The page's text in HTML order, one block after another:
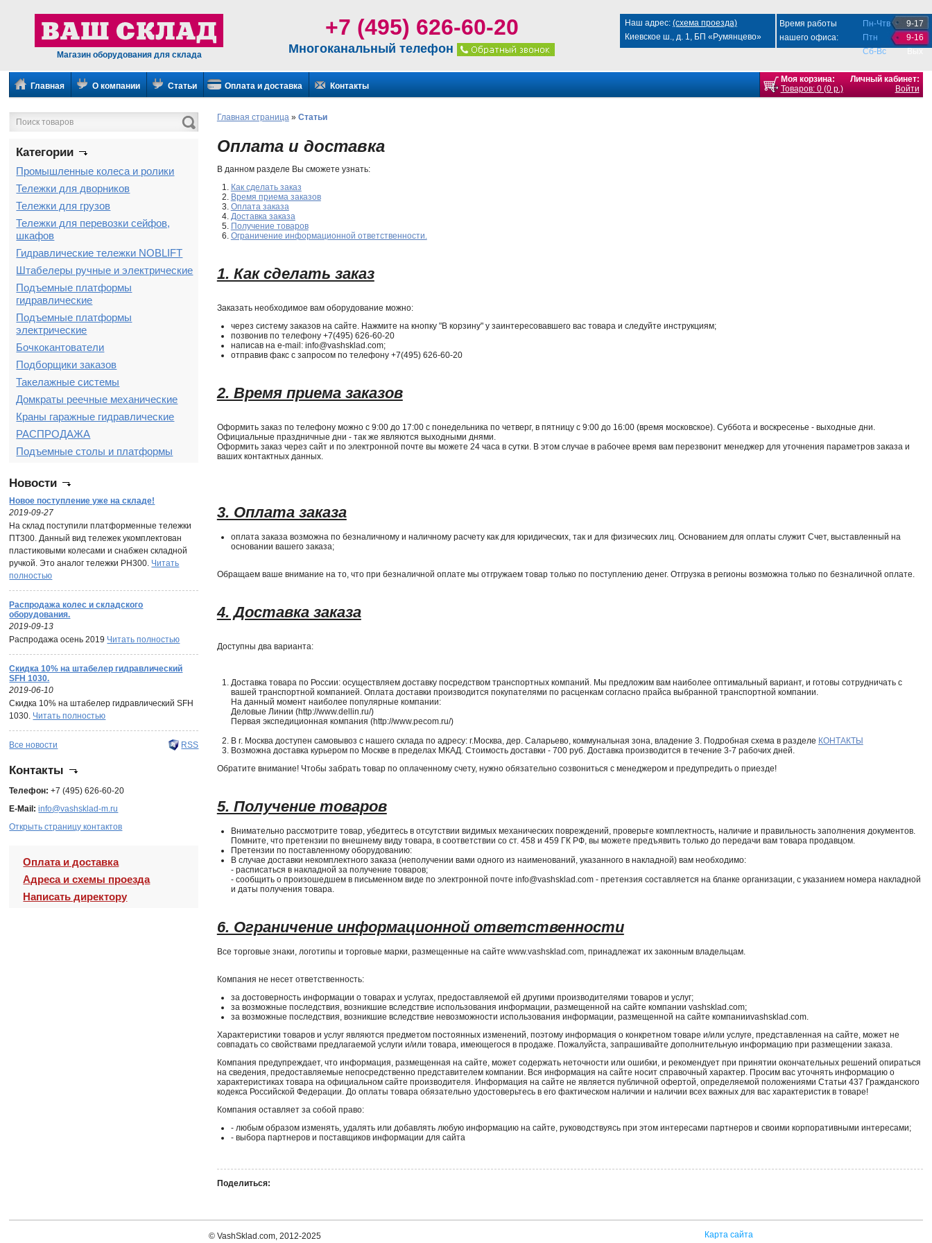
Магазин оборудования для склада
+7 (495) 626-60-20
Многоканальный телефон
Время работы
нашего офиса:
Пн-Чтв
Птн
Сб-Вс
9-17
9-16
Наш адрес: (схема проезда)
Киевское ш., д. 1, БП «Румянцево»
Главная О компании Статьи Оплата и доставка Контакты
Моя корзина:
Товаров: 0 (0 р.)
Личный кабинет:
Войти
Категории
Промышленные колеса и ролики
Тележки для дворников
Тележки для грузов
Тележки для перевозки сейфов,
шкафов
Гидравлические тележки NOBLIFT
Штабелеры ручные и электрические
Подъемные платформы
гидравлические
Подъемные платформы
электрические
Бочкокантователи
Подборщики заказов
Такелажные системы
Домкраты реечные механические
Краны гаражные гидравлические
РАСПРОДАЖА
Подъемные столы и платформы
Новости
Новое поступление уже на складе!
2019-09-27
На склад поступили платформенные тележки
ПТ300. Данный вид тележек укомплектован
пластиковыми колесами и снабжен складной
ручкой. Это аналог тележки PH300. Читать
полностью
Распродажа колес и складского
оборудования.
2019-09-13
Распродажа осень 2019 Читать полностью
Скидка 10% на штабелер гидравлический
SFH 1030.
2019-06-10
Скидка 10% на штабелер гидравлический SFH
1030. Читать полностью
Все новости RSS
Контакты
Телефон: +7 (495) 626-60-20
E-Mail: info@vashsklad-m.ru
Открыть страницу контактов
Оплата и доставка
Адреса и схемы проезда
Написать директору
Главная страница » Статьи
Оплата и доставка
В данном разделе Вы сможете узнать:
Как сделать заказ
Время приема заказов
Оплата заказа
Доставка заказа
Получение товаров
Ограничение информационной ответственности.
1. Как сделать заказ
Заказать необходимое вам оборудование можно:
через систему заказов на сайте. Нажмите на кнопку "В корзину" у заинтересовавшего вас товара и следуйте инструкциям;
позвонив по телефону +7(495) 626-60-20
написав на e-mail: info@vashsklad.com;
отправив факс с запросом по телефону +7(495) 626-60-20
2. Время приема заказов
Оформить заказ по телефону можно с 9:00 до 17:00 с понедельника по четверг, в пятницу с 9:00 до 16:00 (время московское). Суббота и воскресенье - выходные дни.
Официальные праздничные дни - так же являются выходными днями.
Оформить заказ через сайт и по электронной почте вы можете 24 часа в сутки. В этом случае в рабочее время вам перезвонит менеджер для уточнения параметров заказа и
ваших контактных данных.
3. Оплата заказа
оплата заказа возможна по безналичному и наличному расчету как для юридических, так и для физических лиц. Основанием для оплаты служит Счет, выставленный на
основании вашего заказа;
Обращаем ваше внимание на то, что при безналичной оплате мы отгружаем товар только по поступлению денег. Отгрузка в регионы возможна только по безналичной оплате.
4. Доставка заказа
Доступны два варианта:
Доставка товара по России: осуществляем доставку посредством транспортных компаний. Мы предложим вам наиболее оптимальный вариант, и готовы сотрудничать с
вашей транспортной компанией. Оплата доставки производится покупателями по расценкам согласно прайса выбранной транспортной компании.
На данный момент наиболее популярные компании:
Деловые Линии (http://www.dellin.ru/)
Первая экспедиционная компания (http://www.pecom.ru/)
В г. Москва доступен самовывоз с нашего склада по адресу: г.Москва, дер. Саларьево, коммунальная зона, владение 3. Подробная схема в разделе КОНТАКТЫ
Возможна доставка курьером по Москве в пределах МКАД. Стоимость доставки - 700 руб. Доставка производится в течение 3-7 рабочих дней.
Обратите внимание! Чтобы забрать товар по оплаченному счету, нужно обязательно созвониться с менеджером и предупредить о приезде!
5. Получение товаров
Внимательно рассмотрите товар, убедитесь в отсутствии видимых механических повреждений, проверьте комплектность, наличие и правильность заполнения документов.
Помните, что претензии по внешнему виду товара, в соответствии со ст. 458 и 459 ГК РФ, вы можете предъявить только до передачи вам товара продавцом.
Претензии по поставленному оборудованию:
В случае доставки некомплектного заказа (неполучении вами одного из наименований, указанного в накладной) вам необходимо:
- расписаться в накладной за получение товаров;
- сообщить о произошедшем в письменном виде по электронной почте info@vashsklad.com - претензия составляется на бланке организации, с указанием номера накладной
и даты получения товара.
6. Ограничение информационной ответственности
Все торговые знаки, логотипы и торговые марки, размещенные на сайте www.vashsklad.com, принадлежат их законным владельцам.
Компания не несет ответственность:
за достоверность информации о товарах и услугах, предоставляемой ей другими производителями товаров и услуг;
за возможные последствия, возникшие вследствие использования информации, размещенной на сайте компании vashsklad.com;
за возможные последствия, возникшие вследствие невозможности использования информации, размещенной на сайте компанииvashsklad.com.
Характеристики товаров и услуг являются предметом постоянных изменений, поэтому информация о конкретном товаре и/или услуге, представленная на сайте, может не
совпадать со свойствами предлагаемой услуги и/или товара, имеющегося в продаже. Пожалуйста, запрашивайте дополнительную информацию при размещении заказа.
Компания предупреждает, что информация, размещенная на сайте, может содержать неточности или ошибки, и рекомендует при принятии окончательных решений опираться
на сведения, предоставляемые непосредственно представителем компании. Вся информация на сайте носит справочный характер. Просим вас уточнять информацию о
характеристиках товара на официальном сайте производителя. Информация на сайте не является публичной офертой, определяемой положениями Статьи 437 Гражданского
кодекса Российской Федерации. До оплаты товара обязательно удостоверьтесь в его фактическом наличии и наличии всех важных для вас характеристик в товаре!
Компания оставляет за собой право:
- любым образом изменять, удалять или добавлять любую информацию на сайте, руководствуясь при этом интересами партнеров и своими корпоративными интересами;
- выбора партнеров и поставщиков информации для сайта
Поделиться:
Карта сайта
© VashSklad.com, 2012-2025